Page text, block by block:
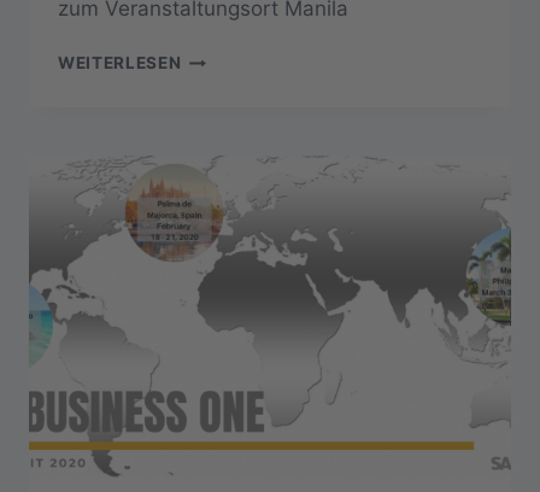
zum Veranstaltungsort Manila
WEITERLESEN TERMINÄNDERUNG
MANILA